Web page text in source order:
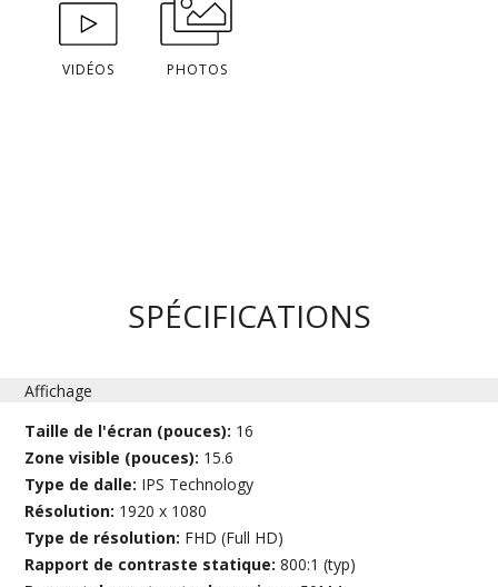
VIDÉOS PHOTOS
SPÉCIFICATIONS
Affichage
Taille de l'écran (pouces): 16
Zone visible (pouces): 15.6
Type de dalle: IPS Technology
Résolution: 1920 x 1080
Type de résolution: FHD (Full HD)
Rapport de contraste statique:800:1 (typ)